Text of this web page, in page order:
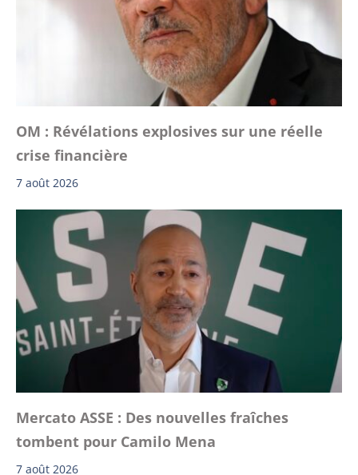
OM : Révélations explosives sur une réelle
crise financière
7 août 2026
Mercato ASSE : Des nouvelles fraîches
tombent pour Camilo Mena
7 août 2026